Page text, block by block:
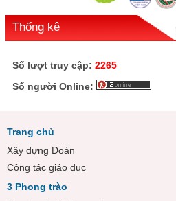
Thống kê
Số lượt truy cập: 2265
Số người Online:
Trang chủ
Xây dựng Đoàn
Công tác giáo dục
3 Phong trào